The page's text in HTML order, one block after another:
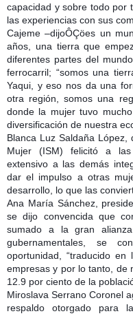
capacidad y sobre todo por
las experiencias con sus
Cajeme –dijoÔÇöes un
años, una tierra que
diferentes partes del
ferrocarril; “somos una
Yaqui, y eso nos da una
otra región, somos una
donde la mujer tuvo
diversificación de nuestra
Blanca Luz Saldaña
Mujer (ISM) felicitó a
extensivo a las demás
dar el impulso a otras
desarrollo, lo que las
Ana María Sánchez,
se dijo convencida que
sumado a la gran
gubernamentales, se
oportunidad, “traducido
empresas y por lo tanto, de
12.9 por ciento de la
Miroslava Serrano Coronel
respaldo otorgado para